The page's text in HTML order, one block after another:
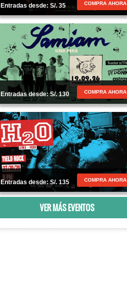
Entradas desde: S/. 35 COMPRA AHORA
Entradas desde: S/. 130 COMPRA AHORA
Entradas desde: S/. 135 COMPRA AHORA
VER MÁS EVENTOS